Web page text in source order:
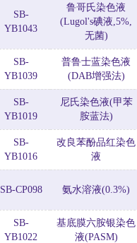
SB-
YB1043
鲁哥氏染色液
(Lugol's碘液,5%,
无菌)
SB-
YB1039
普鲁士蓝染色液
(DAB增强法)
SB-
YB1019
尼氏染色液(甲苯
胺蓝法)
SB-
YB1016
改良苯酚品红染色
液
SB-CP098 氨水溶液(0.3%)
SB-
YB1022
基底膜六胺银染色
液(PASM)